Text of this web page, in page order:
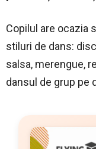
Copilul are ocazia
stiluri de dans:
salsa, merengue,
dansul de grup pe